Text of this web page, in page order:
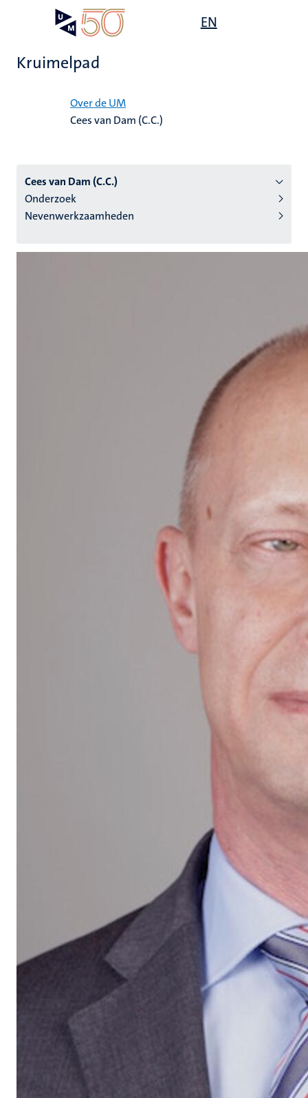
EN
Kruimelpad
Over de UM
Cees van Dam (C.C.)
Cees van Dam (C.C.)
Onderzoek
Nevenwerkzaamheden